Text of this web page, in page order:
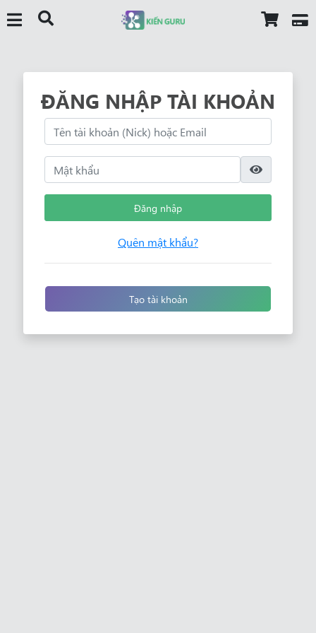
ĐĂNG NHẬP TÀI KHOẢN
Đăng nhập
Quên mật khẩu?
Tạo tài khoản